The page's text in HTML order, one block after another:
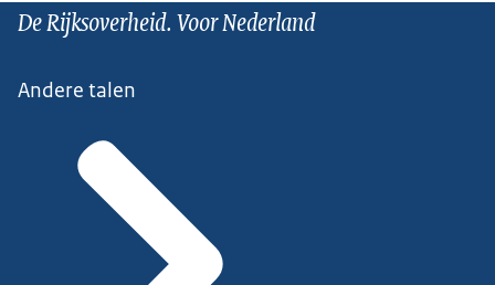
De Rijksoverheid. Voor Nederland
Andere talen